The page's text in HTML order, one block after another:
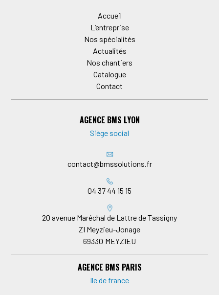
Accueil
L’entreprise
Nos spécialités
Actualités
Nos chantiers
Catalogue
Contact
AGENCE BMS LYON
Siège social
contact@bmssolutions.fr
04 37 44 15 15
20 avenue Maréchal de Lattre de Tassigny
ZI Meyzieu-Jonage
69330 MEYZIEU
AGENCE BMS PARIS
Ile de france